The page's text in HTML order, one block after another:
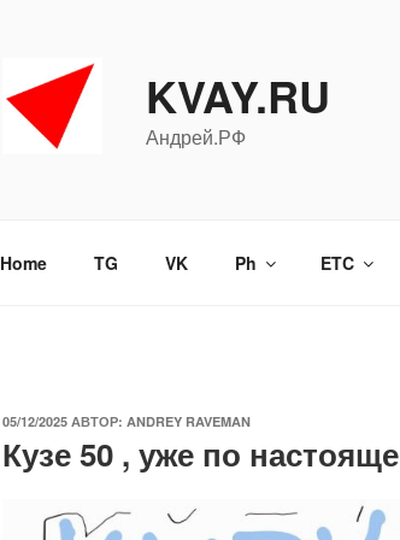
KVAY.RU
Андрей.РФ
Home TG VK Ph ETC
ОПУБЛИКОВАНО
05/12/2025 АВТОР: ANDREY RAVEMAN
Кузе 50 , уже по